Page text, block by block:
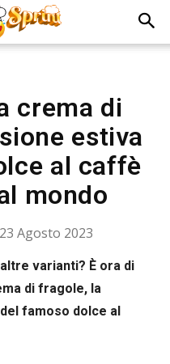
crema di
estiva
al caffè
mondo
23 Agosto 2023
varianti? È ora di
di fragole, la
famoso dolce al